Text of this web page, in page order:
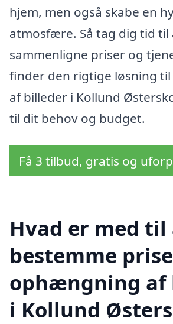
hjem, men også skabe en
atmosfære. Så tag dig tid til
sammenligne priser og
finder den rigtige løsning
af billeder i Kollund
til dit behov og budget.
Få 3 tilbud, gratis og
Hvad er med til
bestemme
ophængning af
i Kollund